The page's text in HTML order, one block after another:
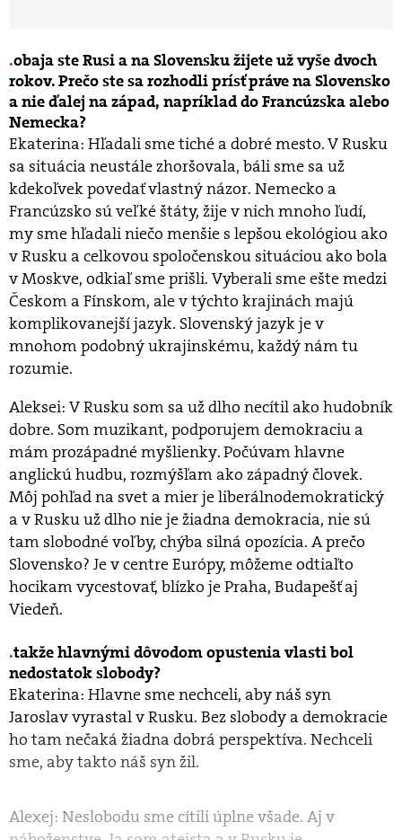
obaja ste Rusi a na Slovensku žijete už vyše dvoch
rokov. Prečo ste sa rozhodli prísť práve na Slovensko
a nie ďalej na západ, napríklad do Francúzska alebo
Nemecka?
Ekaterina: Hľadali sme tiché a dobré mesto. V Rusku
sa situácia neustále zhoršovala, báli sme sa už
kdekoľvek povedať vlastný názor. Nemecko a
Francúzsko sú veľké štáty, žije v nich mnoho ľudí,
my sme hľadali niečo menšie s lepšou ekológiou ako
v Rusku a celkovou spoločenskou situáciou ako bola
v Moskve, odkiaľ sme prišli. Vyberali sme ešte medzi
Českom a Fínskom, ale v týchto krajinách majú
komplikovanejší jazyk. Slovenský jazyk je v
mnohom podobný ukrajinskému, každý nám tu
rozumie.
Aleksei: V Rusku som sa už dlho necítil ako hudobník
dobre. Som muzikant, podporujem demokraciu a
mám prozápadné myšlienky. Počúvam hlavne
anglickú hudbu, rozmýšľam ako západný človek.
Môj pohľad na svet a mier je liberálnodemokratický
a v Rusku už dlho nie je žiadna demokracia, nie sú
tam slobodné voľby, chýba silná opozícia. A prečo
Slovensko? Je v centre Európy, môžeme odtiaľto
hocikam vycestovať, blízko je Praha, Budapešť aj
Viedeň.
takže hlavnými dôvodom opustenia vlasti bol
nedostatok slobody?
Ekaterina: Hlavne sme nechceli, aby náš syn
Jaroslav vyrastal v Rusku. Bez slobody a demokracie
ho tam nečaká žiadna dobrá perspektíva. Nechceli
sme, aby takto náš syn žil.
Alexej: Neslobodu sme cítili úplne všade. Aj v